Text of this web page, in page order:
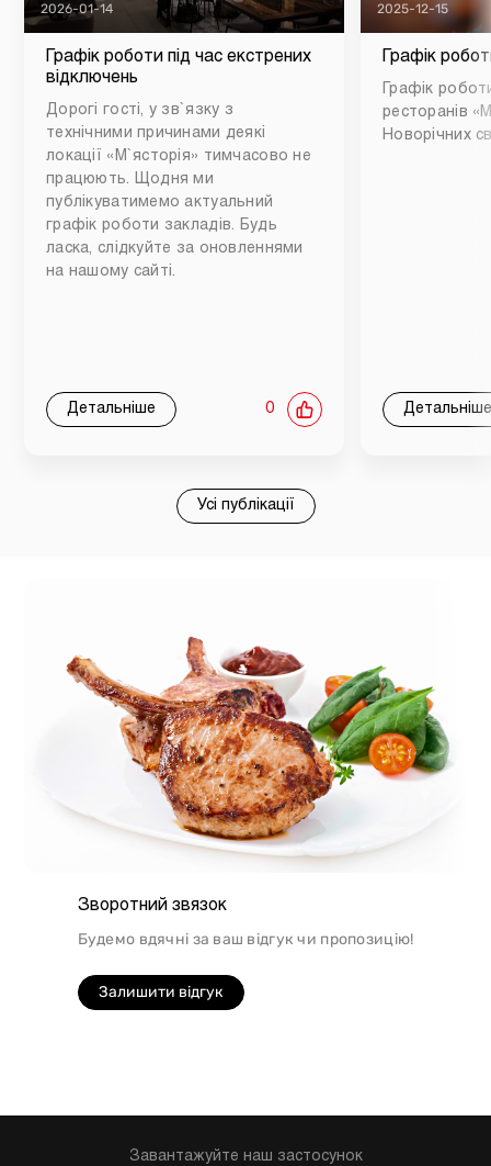
2026-01-14
Графік роботи під час екстрених
відключень
Дорогі гості, у зв`язку з
технічними причинами деякі
локації «М`ясторія» тимчасово не
працюють. Щодня ми
публікуватимемо актуальний
графік роботи закладів. Будь
ласка, слідкуйте за оновленнями
на нашому сайті.
Детальніше 0
2025-12-15
Графік
Графік
ресторанів
Новорічних
Детальніше
Усі публікації
Зворотний звязок
Будемо вдячні за ваш відгук чи пропозицію!
Залишити відгук
Завантажуйте наш застосунок